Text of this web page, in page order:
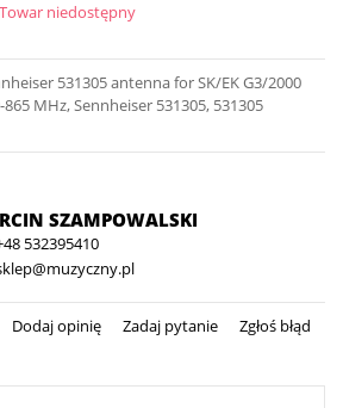
Towar niedostępny
531305 antenna for SK/EK G3/2000
865 MHz, Sennheiser 531305, 531305
SZAMPOWALSKI
532395410
Dodaj opinię Zadaj pytanie Zgłoś błąd